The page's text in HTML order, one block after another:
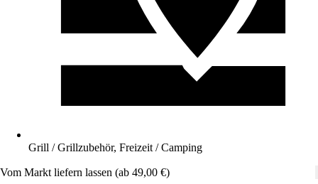
Grill / Grillzubehör, Freizeit / Camping
Vom Markt liefern lassen (ab 49,00 €)